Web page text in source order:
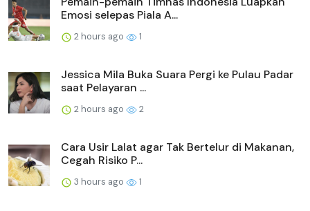
Emosi selepas Piala A...
2 hours ago 1
Jessica Mila Buka Suara Pergi ke Pulau Padar
saat Pelayaran ...
2 hours ago 2
Cara Usir Lalat agar Tak Bertelur di Makanan,
Cegah Risiko P...
3 hours ago 1